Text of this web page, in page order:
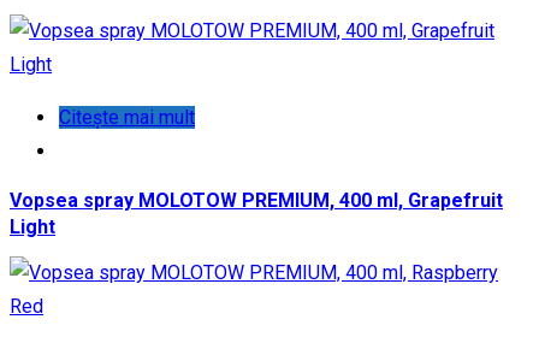
Citește mai mult
Vopsea spray MOLOTOW PREMIUM, 400 ml, Grapefruit
Light